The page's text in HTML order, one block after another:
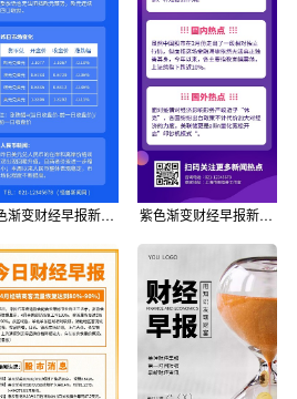
蓝色渐变财经早报新闻快讯长图 紫色渐变财经早报新闻热点营销长图